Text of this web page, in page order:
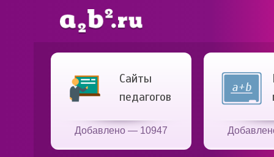
Сайты
педагогов
Добавлено — 10947